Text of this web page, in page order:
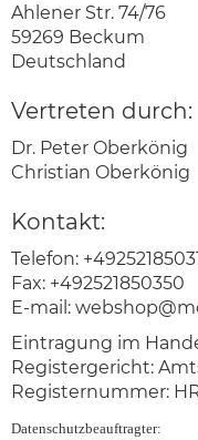
Ahlener Str. 74/76
59269 Beckum
Deutschland
Vertreten durch:
Dr. Peter Oberkönig
Christian Oberkönig
Kontakt:
Telefon:
Fax: +492521850350
E-mail:
Eintragung im
Registergericht:
Registernummer:
Datenschutzbeauftragter: